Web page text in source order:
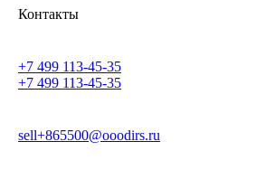
Контакты
+7 499 113-45-35
+7 499 113-45-35
sell+865500@ooodirs.ru